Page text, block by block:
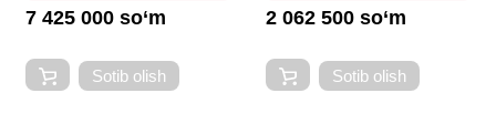
7 425 000 so‘m
Sotib olish
2 062 500 so‘m
Sotib olish